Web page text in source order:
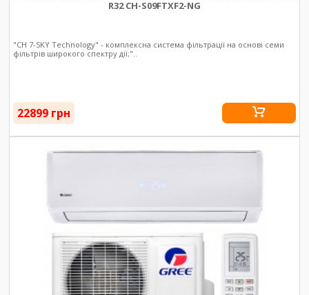
R32 CH-S09FTXF2-NG
"CH 7-SKY Technology" - комплексна система фільтрації на основі семи
фільтрів широкого спектру дії;"..
22899 грн